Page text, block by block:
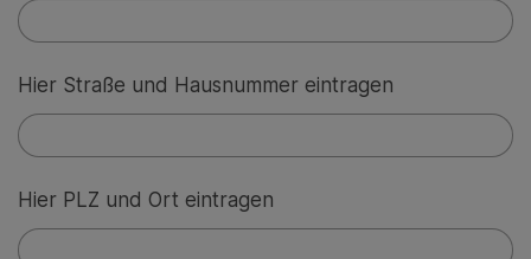
Hier Straße und Hausnummer eintragen
Hier PLZ und Ort eintragen